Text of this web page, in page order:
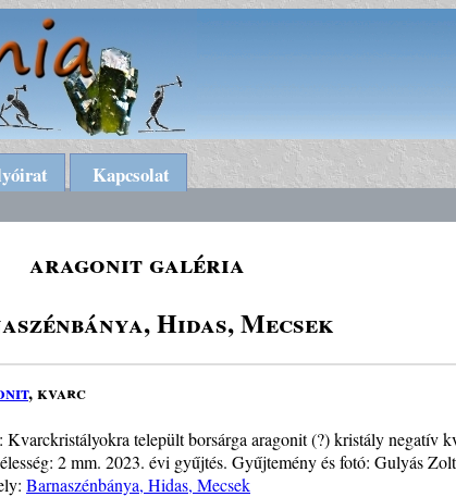
Kapcsolat
aragonit galéria
Hidas, Mecsek
, kvarc
Kvarckristályokra települt borsárga aragonit (?) kristály negatív
2 mm. 2023. évi gyűjtés. Gyűjtemény és fotó: Gulyás
Barnaszénbánya, Hidas, Mecsek